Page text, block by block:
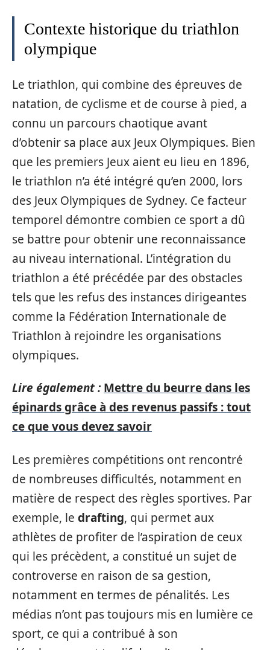
Contexte historique du triathlon
olympique
Le triathlon, qui combine des épreuves de
natation, de cyclisme et de course à pied, a
connu un parcours chaotique avant
d’obtenir sa place aux Jeux Olympiques. Bien
que les premiers Jeux aient eu lieu en 1896,
le triathlon n’a été intégré qu’en 2000, lors
des Jeux Olympiques de Sydney. Ce facteur
temporel démontre combien ce sport a dû
se battre pour obtenir une reconnaissance
au niveau international. L’intégration du
triathlon a été précédée par des obstacles
tels que les refus des instances dirigeantes
comme la Fédération Internationale de
Triathlon à rejoindre les organisations
olympiques.
Lire également : Mettre du beurre dans les
épinards grâce à des revenus passifs : tout
ce que vous devez savoir
Les premières compétitions ont rencontré
de nombreuses difficultés, notamment en
matière de respect des règles sportives. Par
exemple, le drafting, qui permet aux
athlètes de profiter de l’aspiration de ceux
qui les précèdent, a constitué un sujet de
controverse en raison de sa gestion,
notamment en termes de pénalités. Les
médias n’ont pas toujours mis en lumière ce
sport, ce qui a contribué à son